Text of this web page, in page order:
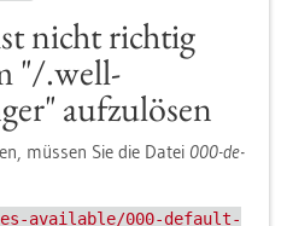
nicht rich­tig
"/.well-
auf­zu­lö­sen
müs­sen Sie die Datei 000-de­
available/000-default-